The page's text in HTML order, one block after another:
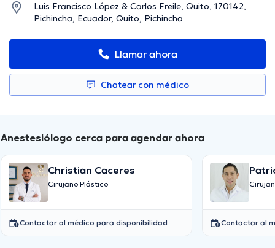
Luis Francisco López & Carlos Freile, Quito, 170142,
Pichincha, Ecuador, Quito, Pichincha
Llamar ahora
Chatear con médico
Anestesiólogo cerca para agendar ahora
Christian Caceres
Cirujano Plástico
Contactar al médico para disponibilidad Contactar al